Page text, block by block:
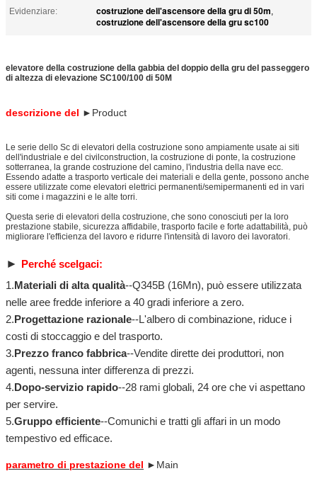
Evidenziare:
costruzione dell'ascensore della gru di 50m,
costruzione dell'ascensore della gru sc100
elevatore della costruzione della gabbia del doppio della gru del passeggero
di altezza di elevazione SC100/100 di 50M
descrizione del ►Product
Le serie dello Sc di elevatori della costruzione sono ampiamente usate ai siti
dell'industriale e del civilconstruction, la costruzione di ponte, la costruzione
sotterranea, la grande costruzione del camino, l'industria della nave ecc.
Essendo adatte a trasporto verticale dei materiali e della gente, possono anche
essere utilizzate come elevatori elettrici permanenti/semipermanenti ed in vari
siti come i magazzini e le alte torri.
Questa serie di elevatori della costruzione, che sono conosciuti per la loro
prestazione stabile, sicurezza affidabile, trasporto facile e forte adattabilità, può
migliorare l'efficienza del lavoro e ridurre l'intensità di lavoro dei lavoratori.
► Perché scelgaci:
1.Materiali di alta qualità--Q345B (16Mn), può essere utilizzata
nelle aree fredde inferiore a 40 gradi inferiore a zero.
2.Progettazione razionale--L'albero di combinazione, riduce i
costi di stoccaggio e del trasporto.
3.Prezzo franco fabbrica--Vendite dirette dei produttori, non
agenti, nessuna inter differenza di prezzi.
4.Dopo-servizio rapido--28 rami globali, 24 ore che vi aspettano
per servire.
5.Gruppo efficiente--Comunichi e tratti gli affari in un modo
tempestivo ed efficace.
parametro di prestazione del ►Main